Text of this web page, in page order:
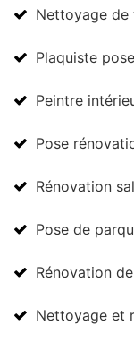
Nettoyage de
Plaquiste
Peintre
Pose
Rénovation
Pose de
Rénovation
Nettoyage et